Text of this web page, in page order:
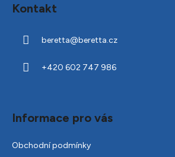
Kontakt
beretta@beretta.cz
+420 602 747 986
Informace pro vás
Obchodní podmínky